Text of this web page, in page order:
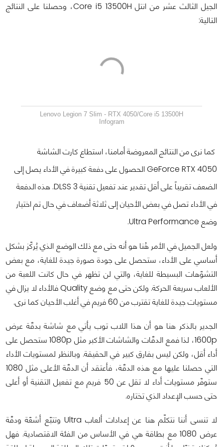
الجيل الثالث عشر من انتل Core i5 13500H، وحصلنا على النتائج
التالية:
Lenovo Legion 7 Slim - RTX 4050/Core i5 13500H
Infogram
كما نرى من النتائج المعروضة أمامنا، استطاع كارت الشاشة
GeForce RTX 4050 الحصول على دفعة كبيرة في الأداء يصل إلى
الضعف تقريباً على أقل تقدير عند تفعيل تقنية DLSS 3. هذه الدفعة
في الأداء تصل في بعض الأحيان إلى ثلاثة أضعاف في حال تم اختيار
وضع Ultra Performance.
ولعل الجميل في الأمر هُنا هو أنه حتى مع ذلك الوضع الذي يُركّز بشكل
أساسي على الأداء، ستحصل على جودة صورة جيدة للغاية، مع بعض
التشوّهات البسيطة للغاية، والتي لن تظهر في حال كانت اللعبة من
الألعاب سريعة الحركة. ولكن حتى مع وضع Quality فالأداء لا يزال في
مستويات جيدة للغاية تقترب من 60 فريم في أغلب الأحيان كما نرى.
الجدير بالذكر هنا هو أن هذا اللاب توب يأتي مع شاشة بدقّة عرض
1600p، لذا فمع الدقّات والشاشات الأكبر مثل 1080p ستحصل على
أداء أقل، ولكن ليس بفارق كبير في الحقيقة. وبالنظر لمستويات الأداء
التي حصلنا عليها مع هذه الدقّة، فأعتقد أن الدقّة الأعلى مثل 1080
ستوفّر مستويات أداء لا تقل عن 50 فريم مع تفعيل التقنية أو أعلى
حتى حسب الإعداد الذي تختاره.
لا تنسى أننا نتكلّم هنا عن إعدادات ألعاب Ultra وتتبّع أشعّة ودقّة
عرض 1080 مع بطاقة هي في الأساس من الفئة الاقتصادية. فهل